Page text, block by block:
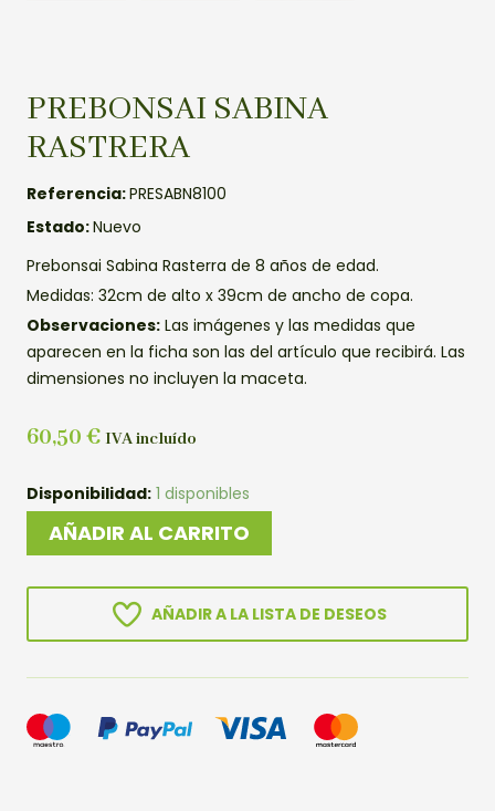
PREBONSAI SABINA
RASTRERA
Referencia:PRESABN8100
Estado:Nuevo
Prebonsai Sabina Rasterra de 8 años de edad.
Medidas: 32cm de alto x 39cm de ancho de copa.
Observaciones: Las imágenes y las medidas que
aparecen en la ficha son las del artículo que recibirá. Las
dimensiones no incluyen la maceta.
60,50 € IVA incluído
Disponibilidad: 1 disponibles
PREBONSAI
SABINA
RASTRERA
AÑADIR AL CARRITO
AÑADIR A LA LISTA DE DESEOS